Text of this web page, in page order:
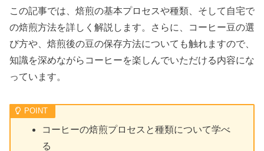
この記事では、焙煎の基本プロセスや種類、そして自宅で
の焙煎方法を詳しく解説します。さらに、コーヒー豆の選
び方や、焙煎後の豆の保存方法についても触れますので、
知識を深めながらコーヒーを楽しんでいただける内容にな
っています。
コーヒーの焙煎プロセスと種類について学べ
る